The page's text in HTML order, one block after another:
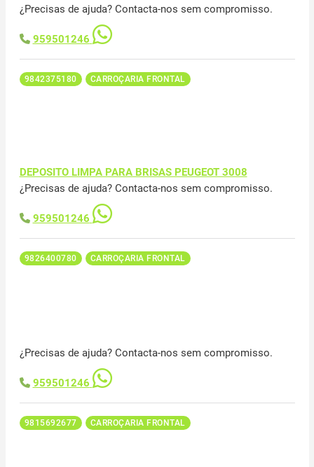
¿Precisas de ajuda? Contacta-nos sem compromisso.
959501246
9842375180 CARROÇARIA FRONTAL
DEPOSITO LIMPA PARA BRISAS PEUGEOT 3008
¿Precisas de ajuda? Contacta-nos sem compromisso.
959501246
9826400780 CARROÇARIA FRONTAL
¿Precisas de ajuda? Contacta-nos sem compromisso.
959501246
9815692677 CARROÇARIA FRONTAL